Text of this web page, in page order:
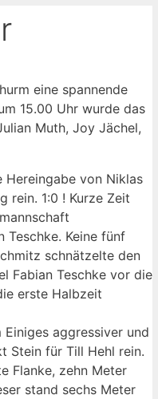
eine spannende
15.00 Uhr wurde das
Muth, Joy Jächel,
Hereingabe von Niklas
rein. 1:0 ! Kurze Zeit
Teschke. Keine fünf
schnätzelte den
Fabian Teschke vor die
erste Halbzeit
aggressiver und
Stein für Till Hehl rein.
Flanke, zehn Meter
stand sechs Meter